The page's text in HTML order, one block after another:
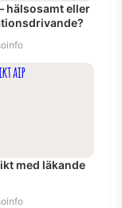
hälsosamt eller
med läkande